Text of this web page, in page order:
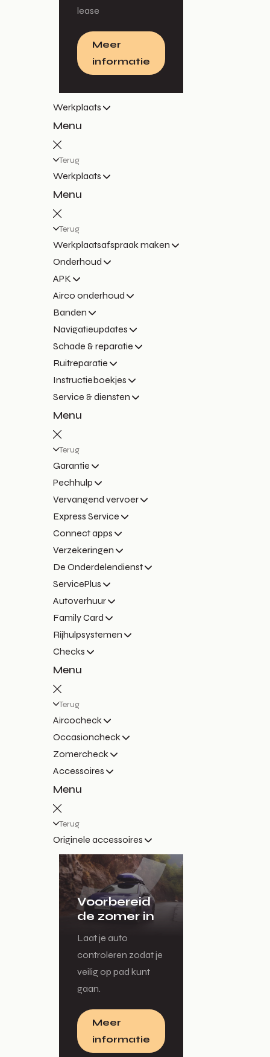
lease
Meer
informatie
Werkplaats
Menu
Terug
Werkplaats
Menu
Terug
Werkplaatsafspraak maken
Onderhoud
APK
Airco onderhoud
Banden
Navigatieupdates
Schade & reparatie
Ruitreparatie
Instructieboekjes
Service & diensten
Menu
Terug
Garantie
Pechhulp
Vervangend vervoer
Express Service
Connect apps
Verzekeringen
De Onderdelendienst
ServicePlus
Autoverhuur
Family Card
Rijhulpsystemen
Checks
Menu
Terug
Aircocheck
Occasioncheck
Zomercheck
Accessoires
Menu
Terug
Originele accessoires
Voorbereid
de zomer in
Laat je auto
controleren zodat je
veilig op pad kunt
gaan.
Meer
informatie